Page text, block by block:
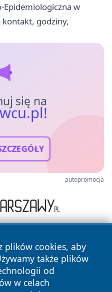
Epidemiologiczna w
godziny,
się na
autopromocja
plików cookies, aby
także plików
od
w celach